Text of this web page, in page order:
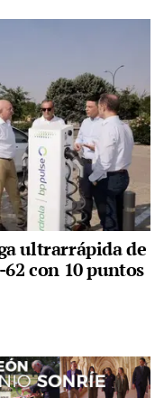
ultrarrápida de
con 10 puntos